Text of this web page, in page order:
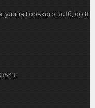
улица Горького, д.3б, оф.8